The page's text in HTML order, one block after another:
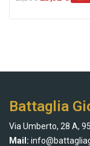
Battaglia
Via Umberto, 28 A,
Mail: